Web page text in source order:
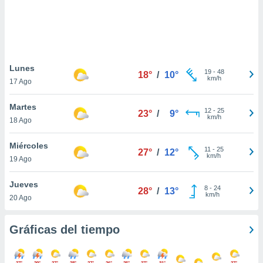
únicos
similares
este sitio
IP
de
posible
interés
Para
su
Lunes
17 Ago
18° / 10° 19- 48
km/h
Martes
18 Ago
23° / 9° 12- 25
km/h
Miércoles
19 Ago
27° / 12° 11 - 25
km/h
Jueves
20 Ago
28° / 13° 8- 24
km/h
Gráficas del tiempo